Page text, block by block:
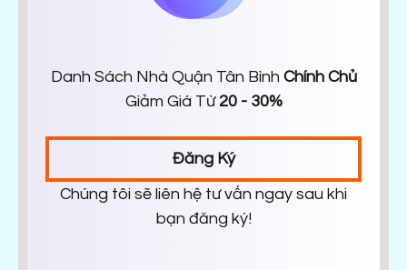
Danh Sách Nhà Quận Tân Bình Chính Chủ
Giảm Giá Từ 20 - 30%
Đăng Ký
Chúng tôi sẽ liên hệ tư vấn ngay sau khi
bạn đăng ký!